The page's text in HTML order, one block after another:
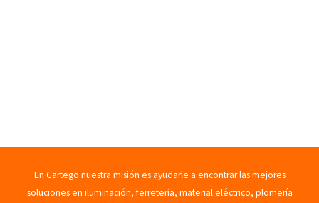
En Cartego nuestra misión es ayudarle a encontrar las mejores
soluciones en iluminación, ferretería, material eléctrico, plomería